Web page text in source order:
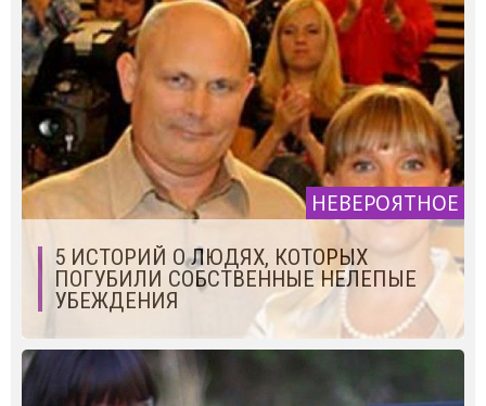
НЕВЕРОЯТНОЕ
5 ИСТОРИЙ О ЛЮДЯХ, КОТОРЫХ
ПОГУБИЛИ СОБСТВЕННЫЕ НЕЛЕПЫЕ
УБЕЖДЕНИЯ